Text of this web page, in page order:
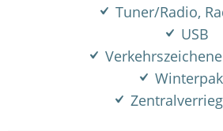
Tuner/Radio,
USB